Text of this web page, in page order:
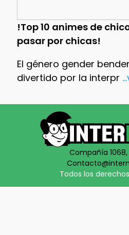
!Top 10 animes de
pasar por chicas!
El género gender
divertido por la interpr
Compañía
Todos los